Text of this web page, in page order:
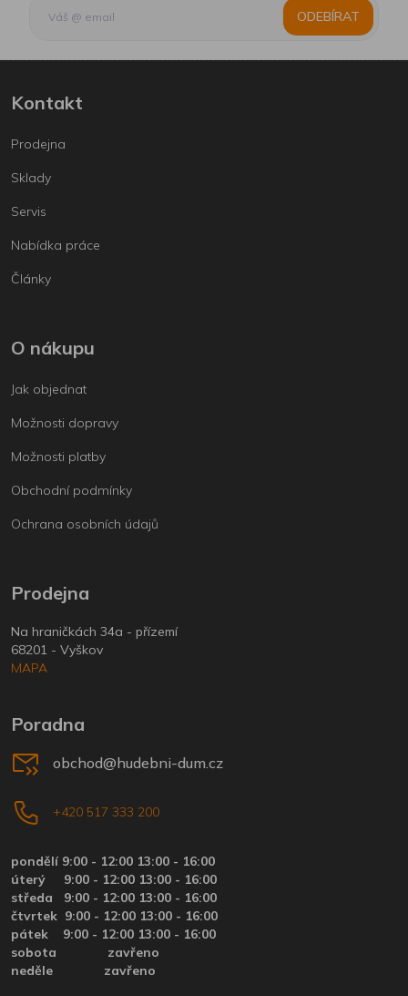
ODEBÍRAT
Kontakt
Prodejna
Sklady
Servis
Nabídka práce
Články
O nákupu
Jak objednat
Možnosti dopravy
Možnosti platby
Obchodní podmínky
Ochrana osobních údajů
Prodejna
Na hraničkách 34a - přízemí
68201 - Vyškov
MAPA
Poradna
obchod@hudebni-dum.cz
+420 517 333 200
pondělí 9:00 - 12:00 13:00 - 16:00
úterý 9:00 - 12:00 13:00 - 16:00
středa 9:00 - 12:00 13:00 - 16:00
čtvrtek 9:00 - 12:00 13:00 - 16:00
pátek 9:00 - 12:00 13:00 - 16:00
sobota zavřeno
neděle zavřeno